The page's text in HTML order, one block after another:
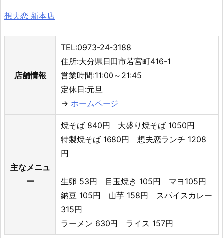
想夫恋 新本店
店舗情報
TEL:0973-24-3188
住所:大分県日田市若宮町416-1
営業時間:11:00～21:45
定休日:元旦
→ ホームページ
主なメニュ
ー
焼そば 840円 大盛り焼そば 1050円
特製焼そば 1680円 想夫恋ランチ 1208
円
生卵 53円 目玉焼き 105円 マヨ105円
納豆 105円 山芋 158円 スパイスカレー
315円
ラーメン 630円 ライス 157円